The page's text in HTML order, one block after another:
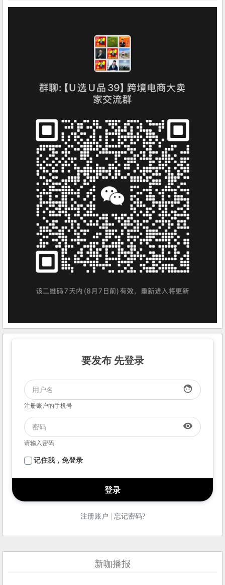
要发布 先登录
face
注册账户的手机号
visibility
请输入密码
记住我，免登录
注册账户 | 忘记密码?
新咖播报